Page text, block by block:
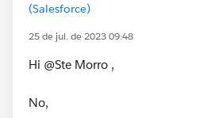
(Salesforce)
25 de jul. de 2023 09:48
Hi @Ste Morro​ ,
No,